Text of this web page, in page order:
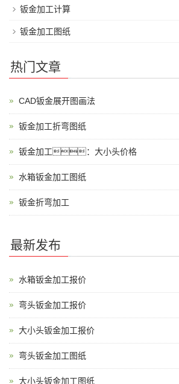
钣金加工计算
钣金加工图纸
热门文章
CAD钣金展开图画法
钣金加工折弯图纸
钣金加工：大小头价格
水箱钣金加工图纸
钣金折弯加工
最新发布
水箱钣金加工报价
弯头钣金加工报价
大小头钣金加工报价
弯头钣金加工图纸
大小头钣金加工图纸